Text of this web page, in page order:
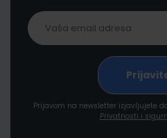
Prijavom na newsletter izjavljujete
Privatnosti i